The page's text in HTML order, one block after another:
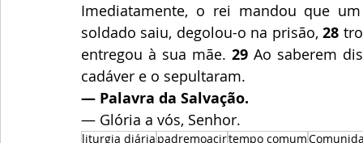
Imediatamente, o rei mandou que
soldado saiu, degolou-o na prisão, 28
entregou à sua mãe. 29 Ao saberem
cadáver e o sepultaram.
— Palavra da Salvação.
— Glória a vós, Senhor.
liturgia diária padremoacirtempo comum